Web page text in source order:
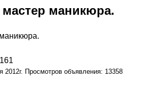
маникюра.
2012г. Просмотров объявления: 13358